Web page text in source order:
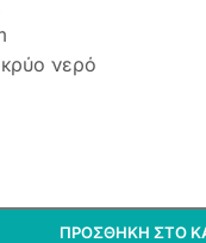
κρύο νερό
ΠΡΟΣΘΉΚΗ ΣΤΟ